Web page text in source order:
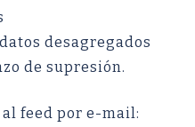
desagregados
de supresión.
feed por e-mail: